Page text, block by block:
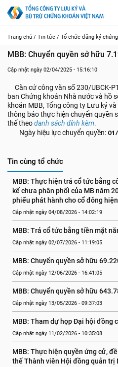
Trang chủ / Tin tức / Tổ chức đăng ký
MBB: Chuyển quyền sở hữu
Cập nhật ngày 02/04/2025 - 15:16:10
Căn cứ công văn số 230/UBCK-
ban Chứng khoán Nhà nước và hồ
khoán MBB, Tổng công ty Lưu ký
thông báo thực hiện chuyển quyền
thể theodanh sách đính kèm.
Ngày hiệu lực chuyển quyền:
Tin cùng tổ chức
MBB: Thực hiện trả cổ tức bằng
kế chưa phân phối của MB năm
phiếu phát hành cho cổ đông
Cập nhật ngày 04/08/2026 - 14:02:19
MBB: Trả cổ tức bằng tiền mặt
Cập nhật ngày 02/07/2026 - 11:19:05
MBB: Chuyển quyền sở hữu
Cập nhật ngày 12/06/2026 - 16:41:05
MBB: Chuyển quyền sở hữu
Cập nhật ngày 13/05/2026 - 09:37:03
MBB: Tham dự họp Đại hội đồng
Cập nhật ngày 11/02/2026 - 10:35:08
MBB: Thực hiện quyền ứng cử,
thế Thành viên Hội đồng quản trị